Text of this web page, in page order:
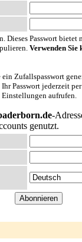
Dieses Passwort
Verwenden Sie
Zufallspasswort
Passwort jederzeit
Einstellungen aufrufen.
-
genutzt.